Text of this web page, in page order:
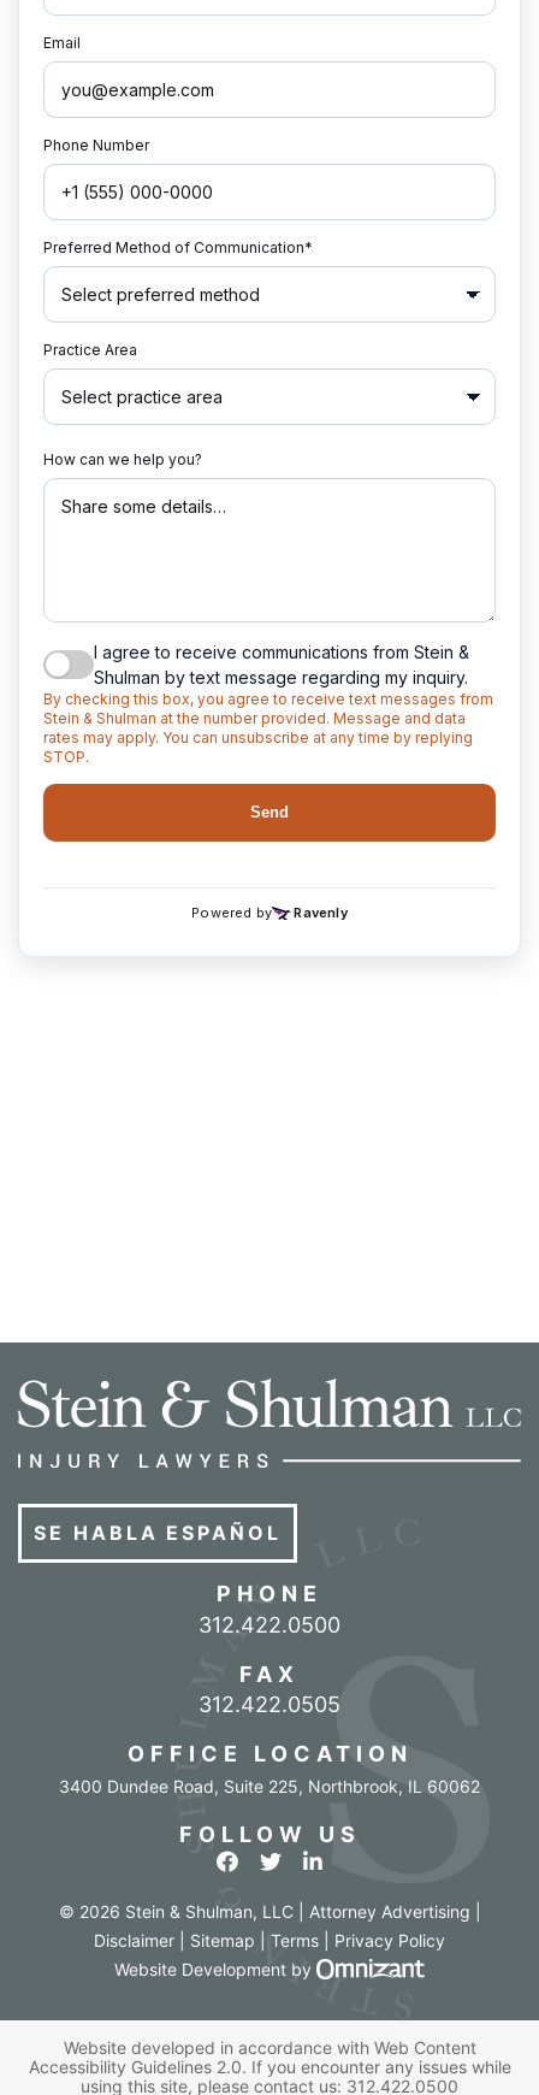
SE HABLA ESPAÑOL
PHONE
Call our office
312.422.0500
FAX
312.422.0505
OFFICE LOCATION
3400 Dundee Road, Suite 225, Northbrook, IL 60062
FOLLOW US
View our profile on Facebook
View our feed on Twitter
View our firm profile
© 2026 Stein & Shulman, LLC | Attorney Advertising |
Disclaimer
Sitemap Terms
Privacy Policy
Website Development by Omnizant -
Website developed in accordance with Web Content
Accessibility Guidelines 2.0. If you encounter any issues while
using this site, please contact us: 312.422.0500